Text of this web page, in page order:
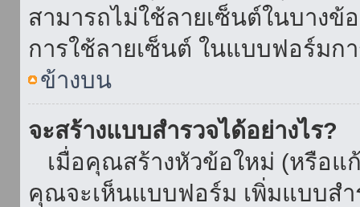
สามารถไม่ใช้ลายเซ็นต์ในบางข้
การใช้ลายเซ็นต์ ในแบบฟอร์มก
ข้างบน
จะสร้างแบบสำรวจได้อย่างไร?
เมื่อคุณสร้างหัวข้อใหม่ (หรือ
คุณจะเห็นแบบฟอร์ม เพิ่มแบบส